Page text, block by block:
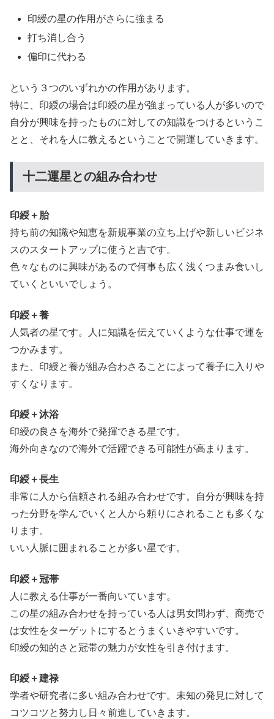
印綬の星の作用がさらに強まる
打ち消し合う
偏印に代わる
という３つのいずれかの作用があります。
特に、印綬の場合は印綬の星が強まっている人が多いので
自分が興味を持ったものに対しての知識をつけるというこ
とと、それを人に教えるということで開運していきます。
十二運星との組み合わせ
印綬＋胎
持ち前の知識や知恵を新規事業の立ち上げや新しいビジネ
スのスタートアップに使うと吉です。
色々なものに興味があるので何事も広く浅くつまみ食いし
ていくといいでしょう。
印綬＋養
人気者の星です。人に知識を伝えていくような仕事で運を
つかみます。
また、印綬と養が組み合わさることによって養子に入りや
すくなります。
印綬＋沐浴
印綬の良さを海外で発揮できる星です。
海外向きなので海外で活躍できる可能性が高まります。
印綬＋長生
非常に人から信頼される組み合わせです。自分が興味を持
った分野を学んでいくと人から頼りにされることも多くな
ります。
いい人脈に囲まれることが多い星です。
印綬＋冠帯
人に教える仕事が一番向いています。
この星の組み合わせを持っている人は男女問わず、商売で
は女性をターゲットにするとうまくいきやすいです。
印綬の知的さと冠帯の魅力が女性を引き付けます。
印綬＋建禄
学者や研究者に多い組み合わせです。未知の発見に対して
コツコツと努力し日々前進していきます。